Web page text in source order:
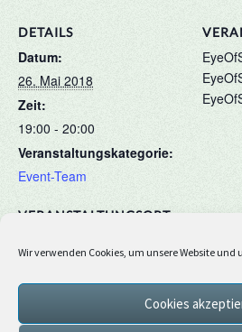
Wir verwenden Cookies, um unsere Website und
Cookies
DETAILS
Datum:
26. Mai 2018
Zeit:
19:00 - 20:00
Veranstaltungskategorie:
Event-Team
VERANSTALTUNGSORT
Redstone Rätsel